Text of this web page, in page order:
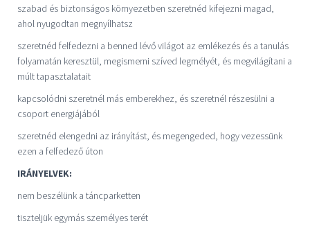
szabad és biztonságos környezetben szeretnéd kifejezni magad,
ahol nyugodtan megnyílhatsz
szeretnéd felfedezni a benned lévő világot az emlékezés és a tanulás
folyamatán keresztül, megismerni szíved legmélyét, és megvilágítani a
múlt tapasztalatait
kapcsolódni szeretnél más emberekhez, és szeretnél részesülni a
csoport energiájából
szeretnéd elengedni az irányítást, és megengeded, hogy vezessünk
ezen a felfedező úton
IRÁNYELVEK:
nem beszélünk a táncparketten
tiszteljük egymás személyes terét